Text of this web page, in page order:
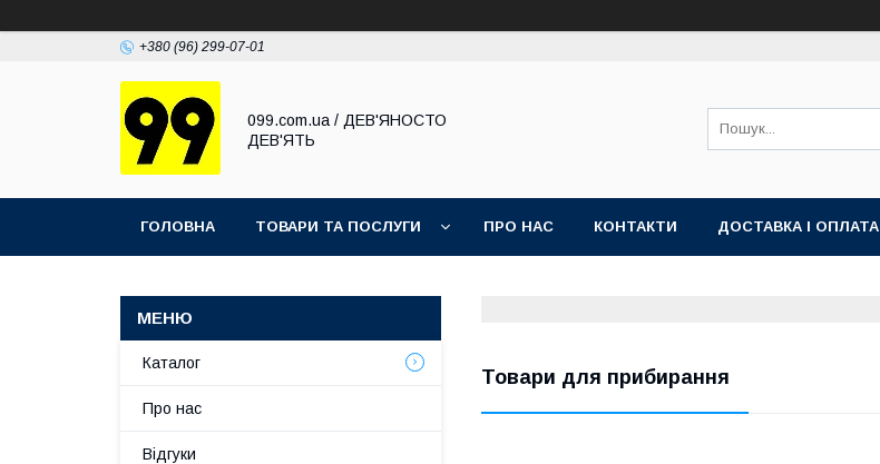
+380 (96) 299-07-01
099.com.ua / ДЕВ'ЯНОСТО
ДЕВ'ЯТЬ
ГОЛОВНА ТОВАРИ ТА ПОСЛУГИ ПРО НАС КОНТАКТИ ДОСТАВКА І ОПЛАТА
Товари для прибирання
Каталог
Про нас
Відгуки